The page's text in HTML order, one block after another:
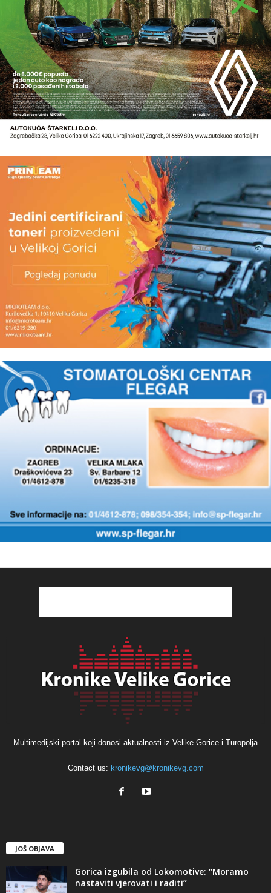
Multimedijski portal koji donosi aktualnosti iz Velike Gorice i Turopolja
Contact us: kronikevg@kronikevg.com
JOŠ OBJAVA
Gorica izgubila od Lokomotive: “Moramo
nastaviti vjerovati i raditi”